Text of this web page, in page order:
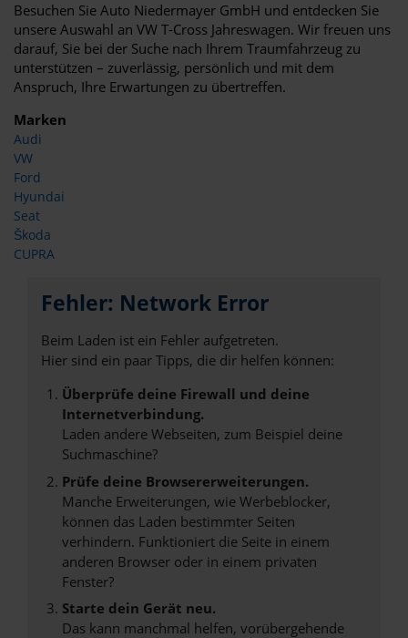
Besuchen Sie Auto Niedermayer GmbH und entdecken Sie
unsere Auswahl an VW T-Cross Jahreswagen. Wir freuen uns
darauf, Sie bei der Suche nach Ihrem Traumfahrzeug zu
unterstützen – zuverlässig, persönlich und mit dem
Anspruch, Ihre Erwartungen zu übertreffen.
Marken
Audi
VW
Ford
Hyundai
Seat
Škoda
CUPRA
Fehler: Network Error
Beim Laden ist ein Fehler aufgetreten.
Hier sind ein paar Tipps, die dir helfen können:
Überprüfe deine Firewall und deine
Internetverbindung.
Laden andere Webseiten, zum Beispiel deine
Suchmaschine?
Prüfe deine Browsererweiterungen.
Manche Erweiterungen, wie Werbeblocker,
können das Laden bestimmter Seiten
verhindern. Funktioniert die Seite in einem
anderen Browser oder in einem privaten
Fenster?
Starte dein Gerät neu.
Das kann manchmal helfen, vorübergehende